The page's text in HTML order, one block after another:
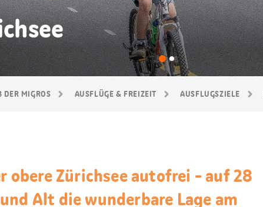
MIGROS AUSFLÜGE & FREIZEIT AUSFLUGSZIELE
obere Zürichsee autofrei - auf 28
Alt die wunderbare Lage am